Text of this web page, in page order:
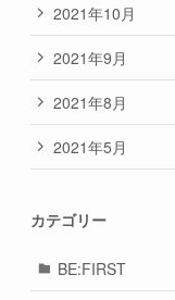
2021年10月
2021年9月
2021年8月
2021年5月
カテゴリー
BE:FIRST